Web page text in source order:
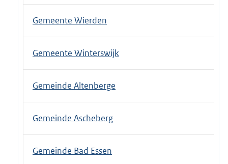
Gemeente Wierden
Gemeente Winterswijk
Gemeinde Altenberge
Gemeinde Ascheberg
Gemeinde Bad Essen